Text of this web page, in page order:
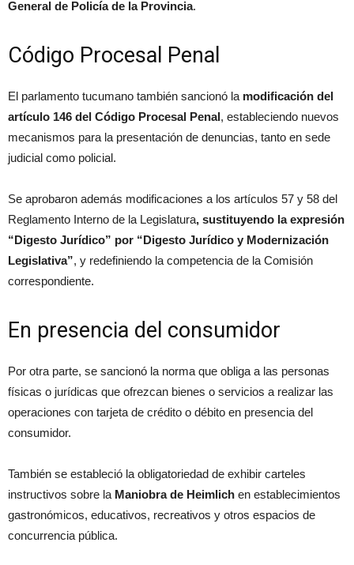
General de Policía de la Provincia.
Código Procesal Penal
El parlamento tucumano también sancionó la modificación del
artículo 146 del Código Procesal Penal, estableciendo nuevos
mecanismos para la presentación de denuncias, tanto en sede
judicial como policial.
Se aprobaron además modificaciones a los artículos 57 y 58 del
Reglamento Interno de la Legislatura, sustituyendo la expresión
“Digesto Jurídico” por “Digesto Jurídico y Modernización
Legislativa”, y redefiniendo la competencia de la Comisión
correspondiente.
En presencia del consumidor
Por otra parte, se sancionó la norma que obliga a las personas
físicas o jurídicas que ofrezcan bienes o servicios a realizar las
operaciones con tarjeta de crédito o débito en presencia del
consumidor.
También se estableció la obligatoriedad de exhibir carteles
instructivos sobre la Maniobra de Heimlich en establecimientos
gastronómicos, educativos, recreativos y otros espacios de
concurrencia pública.